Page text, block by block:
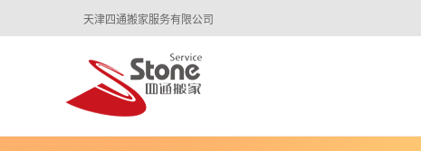
天津四通搬家服务有限公司